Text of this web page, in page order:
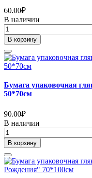
60.00₽
В наличии
В корзину
Бумага упаковочная
50*70см
90.00₽
В наличии
В корзину